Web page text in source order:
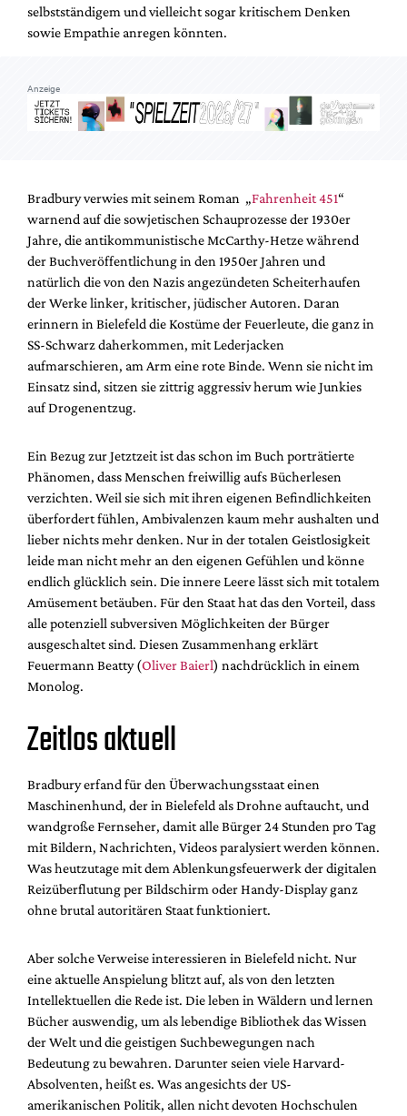
Suche
selbstständigem und vielleicht sogar kritischem Denken
sowie Empathie anregen könnten.
Anzeige
Bradbury verwies mit seinem Roman „Fahrenheit 451“
warnend auf die sowjetischen Schauprozesse der 1930er
Jahre, die antikommunistische McCarthy-Hetze während
der Buchveröffentlichung in den 1950er Jahren und
natürlich die von den Nazis angezündeten Scheiterhaufen
der Werke linker, kritischer, jüdischer Autoren. Daran
erinnern in Bielefeld die Kostüme der Feuerleute, die ganz in
SS-Schwarz daherkommen, mit Lederjacken
aufmarschieren, am Arm eine rote Binde. Wenn sie nicht im
Einsatz sind, sitzen sie zittrig aggressiv herum wie Junkies
auf Drogenentzug.
Ein Bezug zur Jetztzeit ist das schon im Buch porträtierte
Phänomen, dass Menschen freiwillig aufs Bücherlesen
verzichten. Weil sie sich mit ihren eigenen Befindlichkeiten
überfordert fühlen, Ambivalenzen kaum mehr aushalten und
lieber nichts mehr denken. Nur in der totalen Geistlosigkeit
leide man nicht mehr an den eigenen Gefühlen und könne
endlich glücklich sein. Die innere Leere lässt sich mit totalem
Amüsement betäuben. Für den Staat hat das den Vorteil, dass
alle potenziell subversiven Möglichkeiten der Bürger
ausgeschaltet sind. Diesen Zusammenhang erklärt
Feuermann Beatty (Oliver Baierl) nachdrücklich in einem
Monolog.
Zeitlos aktuell
Bradbury erfand für den Überwachungsstaat einen
Maschinenhund, der in Bielefeld als Drohne auftaucht, und
wandgroße Fernseher, damit alle Bürger 24 Stunden pro Tag
mit Bildern, Nachrichten, Videos paralysiert werden können.
Was heutzutage mit dem Ablenkungsfeuerwerk der digitalen
Reizüberflutung per Bildschirm oder Handy-Display ganz
ohne brutal autoritären Staat funktioniert.
Aber solche Verweise interessieren in Bielefeld nicht. Nur
eine aktuelle Anspielung blitzt auf, als von den letzten
Intellektuellen die Rede ist. Die leben in Wäldern und lernen
Bücher auswendig, um als lebendige Bibliothek das Wissen
der Welt und die geistigen Suchbewegungen nach
Bedeutung zu bewahren. Darunter seien viele Harvard-
Absolventen, heißt es. Was angesichts der US-
amerikanischen Politik, allen nicht devoten Hochschulen